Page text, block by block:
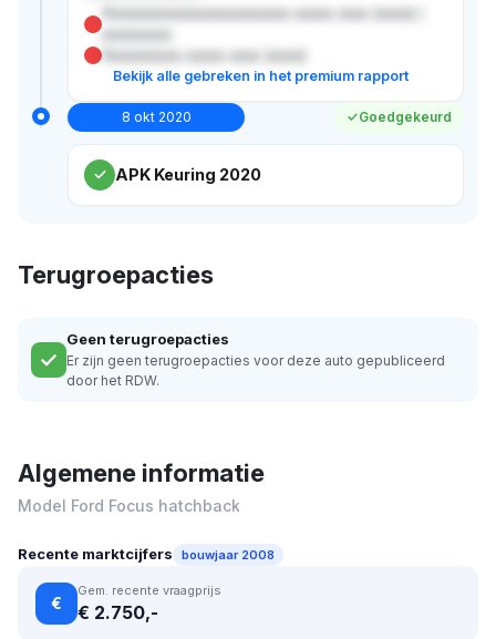
Xxxxxxxxxxxxxxxxxxxxxxxx xxxxx xxxx (xxxx) /
Xxxxxxxxxx xxxxx xxxx (xxxx)
Bekijk alle gebreken in het premium rapport
8 okt 2020 Goedgekeurd
APK Keuring 2020
Terugroepacties
Geen terugroepacties
Er zijn geen terugroepacties voor deze auto gepubliceerd
door het RDW.
Algemene informatie
Model Ford Focus hatchback
Recente marktcijfers bouwjaar 2008
€
Gem. recente vraagprijs
€ 2.750,-